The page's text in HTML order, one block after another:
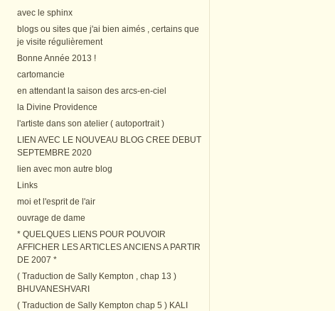
avec le sphinx
blogs ou sites que j'ai bien aimés , certains que
je visite régulièrement
Bonne Année 2013 !
cartomancie
en attendant la saison des arcs-en-ciel
la Divine Providence
l'artiste dans son atelier ( autoportrait )
LIEN AVEC LE NOUVEAU BLOG CREE DEBUT
SEPTEMBRE 2020
lien avec mon autre blog
Links
moi et l'esprit de l'air
ouvrage de dame
* QUELQUES LIENS POUR POUVOIR
AFFICHER LES ARTICLES ANCIENS A PARTIR
DE 2007 *
( Traduction de Sally Kempton , chap 13 )
BHUVANESHVARI
( Traduction de Sally Kempton chap 5 ) KALI